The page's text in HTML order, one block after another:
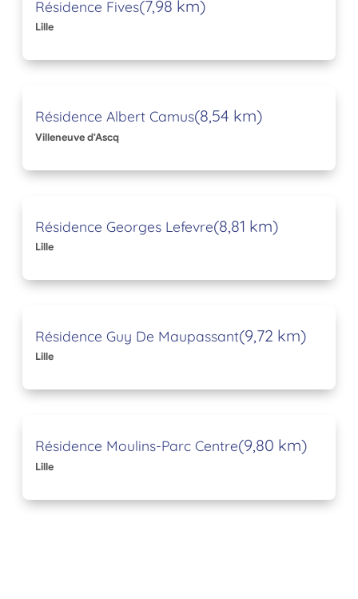
Résidence Fives(7,98 km)
Lille
Résidence Albert Camus(8,54 km)
Villeneuve d'Ascq
Résidence Georges Lefevre(8,81 km)
Lille
Résidence Guy De Maupassant(9,72 km)
Lille
Résidence Moulins-Parc Centre(9,80 km)
Lille